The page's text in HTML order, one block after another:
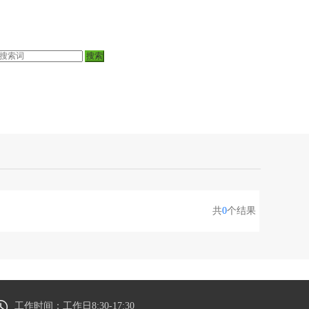
共0个结果
工作时间：工作日8:30-17:30